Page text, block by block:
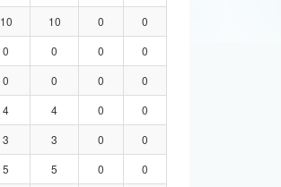
10 10 0
0
0 0 0
0
0 0 0
0
4 4 0
0
3 3 0
0
5 5 0
0